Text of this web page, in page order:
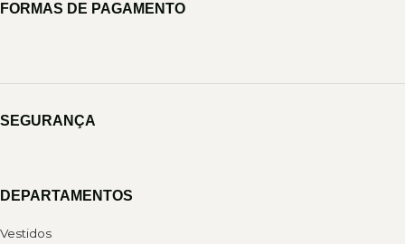
FORMAS DE PAGAMENTO
SEGURANÇA
DEPARTAMENTOS
Vestidos